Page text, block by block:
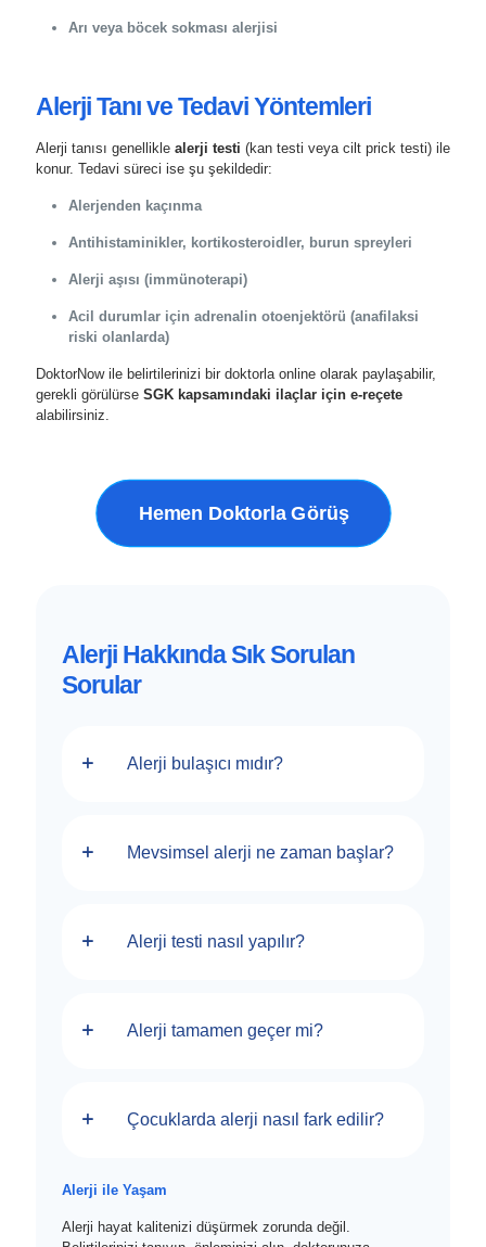
Arı veya böcek sokması alerjisi
Alerji Tanı ve Tedavi Yöntemleri
Alerji tanısı genellikle alerji testi (kan testi veya cilt prick testi) ile
konur. Tedavi süreci ise şu şekildedir:
Alerjenden kaçınma
Antihistaminikler, kortikosteroidler, burun spreyleri
Alerji aşısı (immünoterapi)
Acil durumlar için adrenalin otoenjektörü (anafilaksi
riski olanlarda)
DoktorNow ile belirtilerinizi bir doktorla online olarak paylaşabilir,
gerekli görülürse SGK kapsamındaki ilaçlar için e-reçete
alabilirsiniz.
Hemen Doktorla Görüş
Alerji Hakkında Sık Sorulan
Sorular
Alerji bulaşıcı mıdır?
Mevsimsel alerji ne zaman başlar?
Alerji testi nasıl yapılır?
Alerji tamamen geçer mi?
Çocuklarda alerji nasıl fark edilir?
Alerji ile Yaşam
Alerji hayat kalitenizi düşürmek zorunda değil.